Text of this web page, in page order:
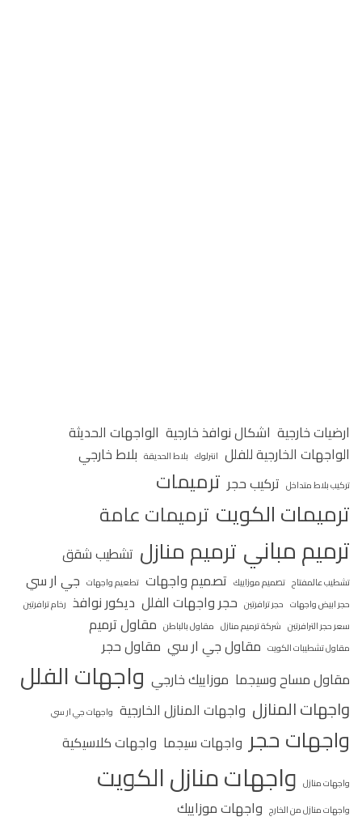
ارضيات خارجية اشكال نوافذ خارجية الواجهات الحديثة
الواجهات الخارجية للفلل انترلوك بلاط الحديقة بلاط خارجي
تركيب بلاط متداخل تركيب حجر ترميمات
ترميمات الكويت ترميمات عامة
ترميم مباني ترميم منازل تشطيب شقق
تشطيب عالمفتاح تصميم موزاييك تصميم واجهات تطعيم واجهات جي ار سي
حجر ابيض واجهات حجر ترافرتين حجر واجهات الفلل ديكور نوافذ رخام ترافرتين
سعر حجر الترافرتين شركة ترميم منازل مقاول بالباطن مقاول ترميم
مقاول تشطيبات الكويت مقاول جي ار سي مقاول حجر
مقاول مساح وسيجما موزاييك خارجي واجهات الفلل
واجهات المنازل واجهات المنازل الخارجية واجهات جي ار سي
واجهات حجر واجهات سيجما واجهات كلاسيكية
واجهات منازل واجهات منازل الكويت
واجهات منازل من الخارج واجهات موزاييك